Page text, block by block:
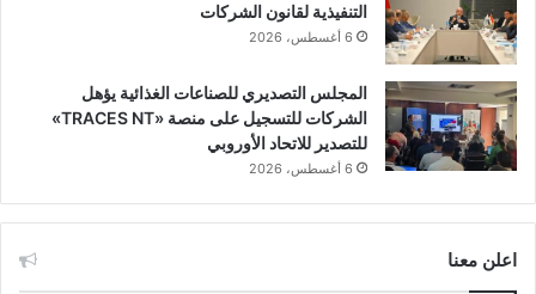
التنفيذية لقانون الشركات
6 أغسطس، 2026
المجلس التصديري للصناعات الغذائية يؤهل
الشركات للتسجيل على منصة «TRACES NT»
للتصدير للاتحاد الأوروبي
6 أغسطس، 2026
اعلن معنا